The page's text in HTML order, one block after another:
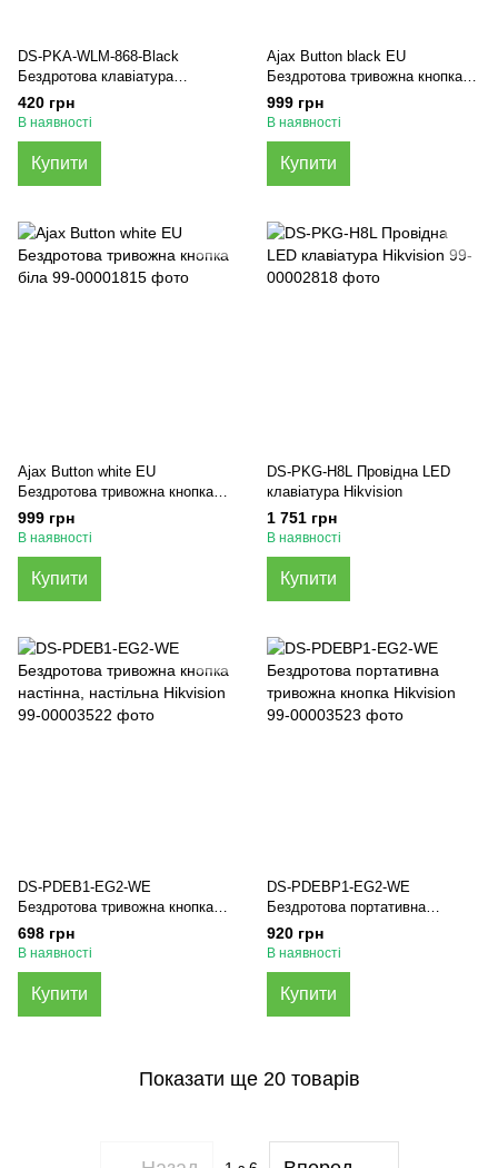
DS-PKA-WLM-868-Black
Бездротова клавіатура
Hikvision
420 грн
В наявності
Купити
Ajax Button black EU
Бездротова тривожна кнопка
чорна
999 грн
В наявності
Купити
Ajax Button white EU
Бездротова тривожна кнопка
біла
999 грн
В наявності
Купити
DS-PKG-H8L Провідна LED
клавіатура Hikvision
1 751 грн
В наявності
Купити
DS-PDEB1-EG2-WE
Бездротова тривожна кнопка
настінна, настільна Hikvision
698 грн
В наявності
Купити
DS-PDEBP1-EG2-WE
Бездротова портативна
тривожна кнопка Hikvision
920 грн
В наявності
Купити
Показати ще 20 товарів